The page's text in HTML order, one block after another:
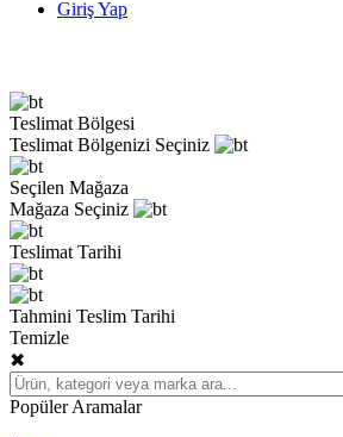
Giriş Yap
Teslimat Bölgesi
Teslimat Bölgenizi Seçiniz
Seçilen Mağaza
Mağaza Seçiniz
Teslimat Tarihi
Tahmini Teslim Tarihi
Temizle
✖
Popüler Aramalar